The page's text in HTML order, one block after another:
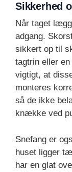
Sikkerhed
Når taget
adgang.
sikkert op til
tagtrin eller
vigtigt, at
monteres
så de ikke
knække ved
Snefang er
huset ligger
har en glat